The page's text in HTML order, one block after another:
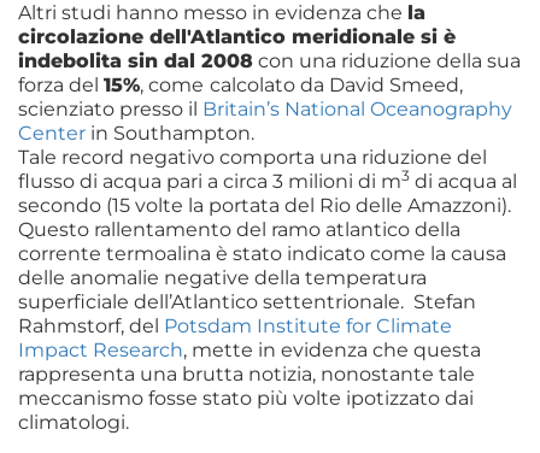
Altri studi hanno messo in evidenza che la
circolazione dell'Atlantico meridionale si è
indebolita sin dal 2008 con una riduzione della sua
forza del 15%, come calcolato da David Smeed,
scienziato presso il Britain’s National Oceanography
Center in Southampton.
Tale record negativo comporta una riduzione del
flusso di acqua pari a circa 3 milioni di m3 di acqua al
secondo (15 volte la portata del Rio delle Amazzoni).
Questo rallentamento del ramo atlantico della
corrente termoalina è stato indicato come la causa
delle anomalie negative della temperatura
superficiale dell’Atlantico settentrionale. Stefan
Rahmstorf, del Potsdam Institute for Climate
Impact Research, mette in evidenza che questa
rappresenta una brutta notizia, nonostante tale
meccanismo fosse stato più volte ipotizzato dai
climatologi.